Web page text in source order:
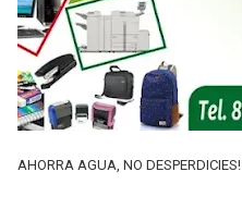
AHORRA AGUA, NO DESPERDICIES!